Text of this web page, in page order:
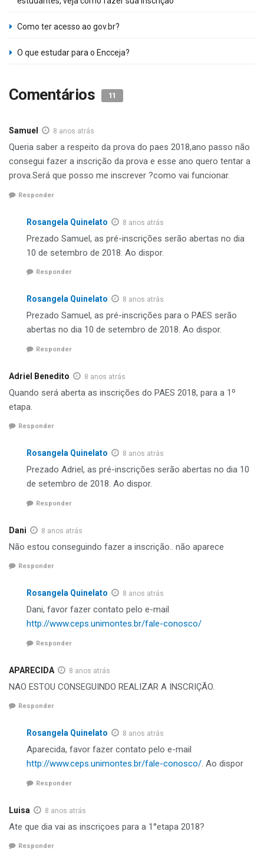
Como ter acesso ao gov.br?
O que estudar para o Encceja?
Comentários 11
Samuel 8 anos atrás
Queria saber a respeito da prova do paes 2018,ano passo não
consegui fazer a inscrição da prova e esse ano quero tentar a
prova.Será que posso me inscrever ?como vai funcionar.
Responder
Rosangela Quinelato 8 anos atrás
Prezado Samuel, as pré-inscrições serão abertas no dia
10 de setembro de 2018. Ao dispor.
Responder
Rosangela Quinelato 8 anos atrás
Prezado Samuel, as pré-inscrições para o PAES serão
abertas no dia 10 de setembro de 2018. Ao dispor.
Responder
Adriel Benedito 8 anos atrás
Quando será aberta as inscrições do PAES 2018, para a 1º
etapa.
Responder
Rosangela Quinelato 8 anos atrás
Prezado Adriel, as pré-inscrições serão abertas no dia 10
de setembro de 2018. Ao dispor.
Responder
Dani 8 anos atrás
Não estou conseguindo fazer a inscrição.. não aparece
Responder
Rosangela Quinelato 8 anos atrás
Dani, favor fazer contato pelo e-mail
http://www.ceps.unimontes.br/fale-conosco/
Responder
APARECIDA 8 anos atrás
NAO ESTOU CONSEGUINDO REALIZAR A INSCRIÇÃO.
Responder
Rosangela Quinelato 8 anos atrás
Aparecida, favor fazer contato pelo e-mail
http://www.ceps.unimontes.br/fale-conosco/. Ao dispor
Responder
Luisa 8 anos atrás
Ate que dia vai as inscriçoes para a 1°etapa 2018?
Responder